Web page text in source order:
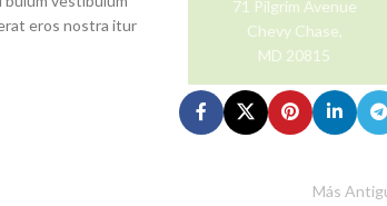
eros nostra itur
71 Pilgrim Avenue
Chevy Chase,
MD 20815
Más